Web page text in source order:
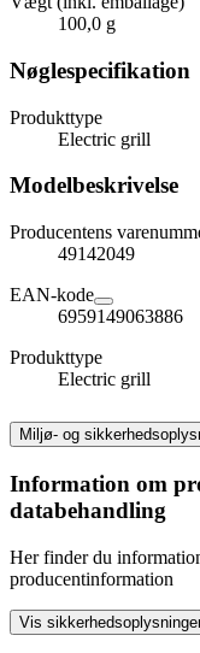
100,0 g
Nøglespecifikation
Produkttype
Electric grill
Modelbeskrivelse
Producentens
49142049
EAN-kode
6959149063886
Produkttype
Electric grill
Miljø- og
Information om
databehandling
Her finder du
producentinformation
Vis